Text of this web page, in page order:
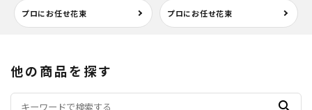
プロにお任せ花束 プロにお任せ花束
他の商品を探す
search